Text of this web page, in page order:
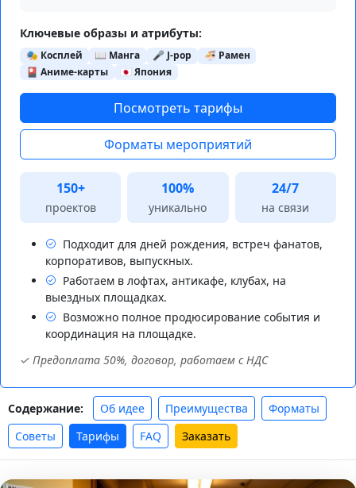
Ключевые образы и атрибуты:
🎭 Косплей 📖 Манга 🎤 J-pop
🍜 Рамен
🎴 Аниме-карты
🇯🇵 Япония
Посмотреть тарифы
Форматы мероприятий
150+
проектов
100%
уникально
24/7
на связи
Подходит для дней рождения, встреч фанатов,
корпоративов, выпускных.
Работаем в лофтах, антикафе, клубах, на
выездных площадках.
Возможно полное продюсирование события и
координация на площадке.
✓ Предоплата 50%, договор, работаем с НДС
Содержание: Об идее Преимущества
Форматы
Советы
Тарифы FAQ Заказать